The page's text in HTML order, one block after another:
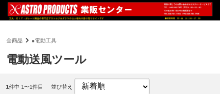
全商品 ●電動工具
電動送風ツール
1件中 1〜1件目 並び替え